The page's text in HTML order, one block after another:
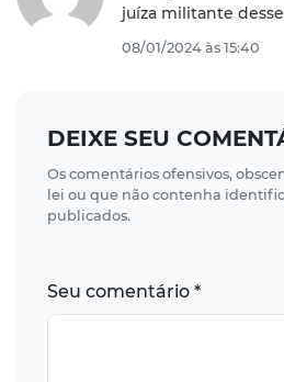
juíza militante
08/01/2024 às 15:40
DEIXE SEU
Os comentários ofensivos,
lei ou que não contenha
publicados.
Seu comentário *